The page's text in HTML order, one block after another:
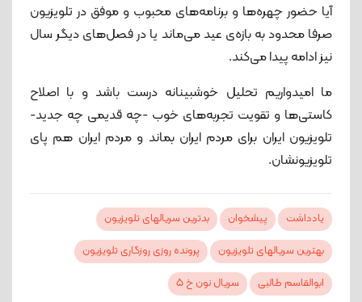
آیا حضور چهره‌ها و برنامه‌های محبوب و موفق در تلویزیون
صرفا محدود به بازه‌ی عید می‌ماند یا در فصل‌های دیگر سال
نیز ادامه پیدا می‌کند.
ما امیدواریم تحلیل خوشبینانه درست باشد و با اصلاح
کاستی‌ها و تقویت تجربه‌های خوب -چه قدیمی چه جدید-
تلویزیون ایران برای مردم ایران بماند و مردم ایران هم پای
تلویزیونشان.
یادداشت پیشخوان
بدترین سریالهای تلویزیون
بهترین سریالهای تلویزیون
پرونده روزی روزگاری تلویزیون
ابوالقاسم طالبی
سریال نون خ 5